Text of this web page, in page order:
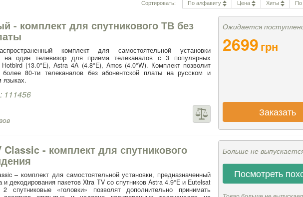
Сортировать: По алфавиту Цена Хиты По
- комплект для спутникового ТВ без
комплект для самостоятельной установки
на один телевизор для приема телеканалов с 3 популярных
Hotbird (13.0°E), Astra 4A (4.8°E), Amos (4.0°W). Комплект позволит
более 80-ти телеканалов без абонентской платы на русском и
языках.
111456
Ожидается
2699грн
Заказать
Classic - комплект для спутникового
– комплект для самостоятельной установки, предназначенный
декодирования пакетов Xtra TV со спутников Astra 4.9°E и Eutelsat
спутниковые «головки» позволят дополнительно принимать
Больше не
Посмотреть